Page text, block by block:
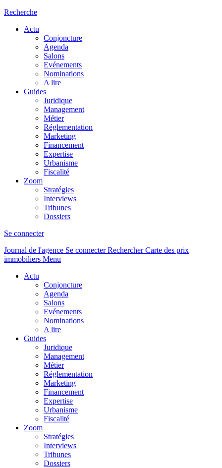
Recherche
Actu
Conjoncture
Agenda
Salons
Evénements
Nominations
A lire
Guides
Juridique
Management
Métier
Réglementation
Marketing
Financement
Expertise
Urbanisme
Fiscalité
Zoom
Stratégies
Interviews
Tribunes
Dossiers
Se connecter
Journal de l'agence Se connecterRechercher Carte des prix
immobiliers Menu
Actu
Conjoncture
Agenda
Salons
Evénements
Nominations
A lire
Guides
Juridique
Management
Métier
Réglementation
Marketing
Financement
Expertise
Urbanisme
Fiscalité
Zoom
Stratégies
Interviews
Tribunes
Dossiers